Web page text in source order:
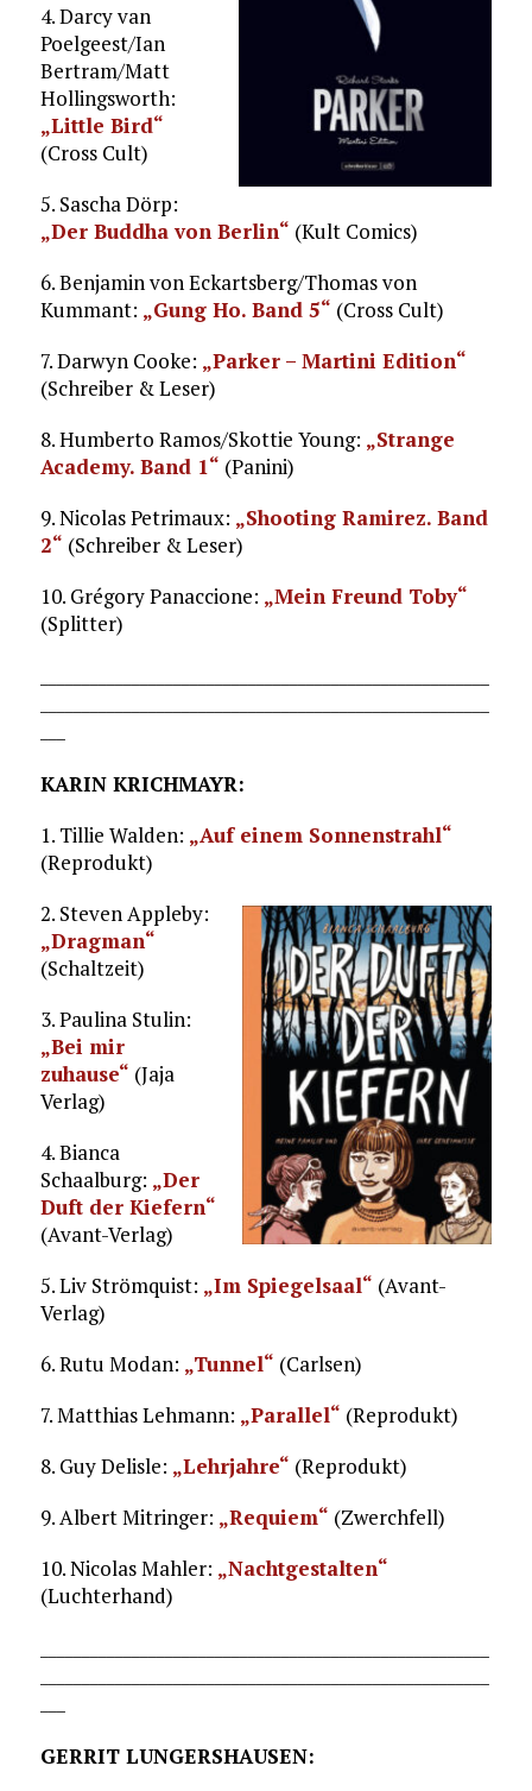
4. Darcy van
Poelgeest/Ian
Bertram/Matt
Hollingsworth:
„Little Bird“
(Cross Cult)
5. Sascha Dörp:
„Der Buddha von Berlin“ (Kult Comics)
6. Benjamin von Eckartsberg/Thomas von
Kummant: „Gung Ho. Band 5“ (Cross Cult)
7. Darwyn Cooke: „Parker – Martini Edition“
(Schreiber & Leser)
8. Humberto Ramos/Skottie Young: „Strange
Academy. Band 1“ (Panini)
9. Nicolas Petrimaux: „Shooting Ramirez. Band
2“ (Schreiber & Leser)
10. Grégory Panaccione: „Mein Freund Toby“
(Splitter)
KARIN KRICHMAYR:
1. Tillie Walden: „Auf einem Sonnenstrahl“
(Reprodukt)
2. Steven Appleby:
„Dragman“
(Schaltzeit)
3. Paulina Stulin:
„Bei mir
zuhause“ (Jaja
Verlag)
4. Bianca
Schaalburg: „Der
Duft der Kiefern“
(Avant-Verlag)
5. Liv Strömquist: „Im Spiegelsaal“ (Avant-
Verlag)
6. Rutu Modan: „Tunnel“ (Carlsen)
7. Matthias Lehmann: „Parallel“ (Reprodukt)
8. Guy Delisle: „Lehrjahre“ (Reprodukt)
9. Albert Mitringer: „Requiem“ (Zwerchfell)
10. Nicolas Mahler: „Nachtgestalten“
(Luchterhand)
GERRIT LUNGERSHAUSEN: